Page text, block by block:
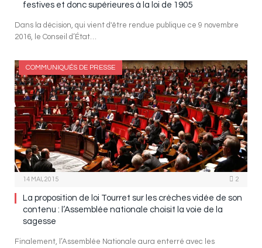
festives et donc supérieures à la loi de 1905
Dans la décision, qui vient d'être rendue publique ce 9 novembre
2016, le Conseil d’État…
COMMUNIQUÉS DE PRESSE
14 MAI, 2015 2
La proposition de loi Tourret sur les crèches vidée de son
contenu : l’Assemblée nationale choisit la voie de la
sagesse
Finalement, l’Assemblée Nationale aura enterré avec les